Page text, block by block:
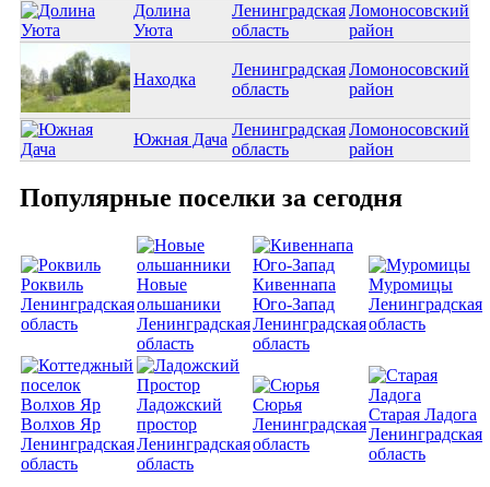
Долина
Уюта
Ленинградская
область
Ломоносовский
район
Находка
Ленинградская
область
Ломоносовский
район
Южная Дача
Ленинградская
область
Ломоносовский
район
Популярные поселки за сегодня
Роквиль
Ленинградская
область
Новые
ольшаники
Ленинградская
область
Кивеннапа
Юго-Запад
Ленинградская
область
Муромицы
Ленинградская
область
Волхов Яр
Ленинградская
область
Ладожский
простор
Ленинградская
область
Сюрья
Ленинградская
область
Старая Ладога
Ленинградская
область